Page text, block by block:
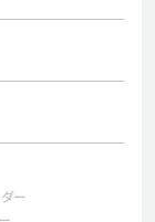
ー